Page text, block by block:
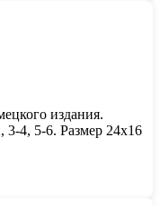
издания.
4, 5-6. Размер 24х16